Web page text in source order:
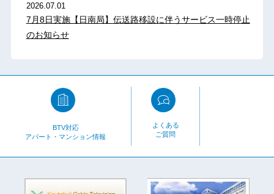
2026.07.01
7月8日実施【日南局】伝送路移設に伴うサービス一時停止
のお知らせ
BTV対応
アパート・マンション情報
よくある
ご質問